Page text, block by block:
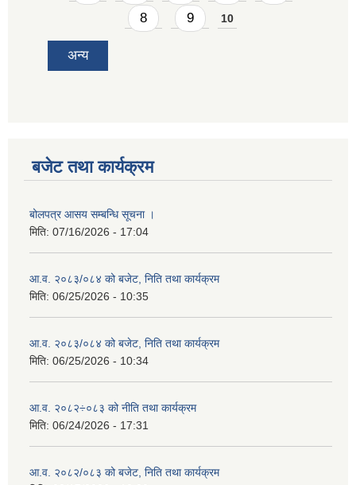
8
9 10
अन्य
बजेट तथा कार्यक्रम
बोलपत्र आसय सम्बन्धि सूचना ।
मिति: 07/16/2026 - 17:04
आ.व. २०८३/०८४ को बजेट, निति तथा कार्यक्रम
मिति: 06/25/2026 - 10:35
आ.व. २०८३/०८४ को बजेट, निति तथा कार्यक्रम
मिति: 06/25/2026 - 10:34
आ.व. २०८२÷०८३ को नीति तथा कार्यक्रम
मिति: 06/24/2026 - 17:31
आ.व. २०८२/०८३ को बजेट, निति तथा कार्यक्रम